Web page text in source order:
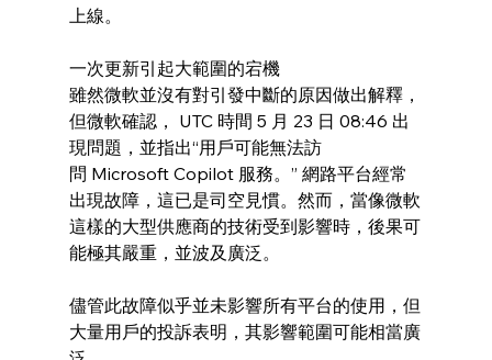
上線。
一次更新引起大範圍的宕機
雖然微軟並沒有對引發中斷的原因做出解釋，
但微軟確認， UTC 時間 5 月 23 日 08:46 出
現問題，並指出“用戶可能無法訪
問 Microsoft Copilot 服務。” 網路平台經常
出現故障，這已是司空見慣。然而，當像微軟
這樣的大型供應商的技術受到影響時，後果可
能極其嚴重，並波及廣泛。
儘管此故障似乎並未影響所有平台的使用，但
大量用戶的投訴表明，其影響範圍可能相當廣